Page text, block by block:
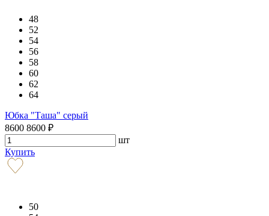
48
52
54
56
58
60
62
64
Юбка "Таша" серый
8600 8600 ₽
шт
Купить
50